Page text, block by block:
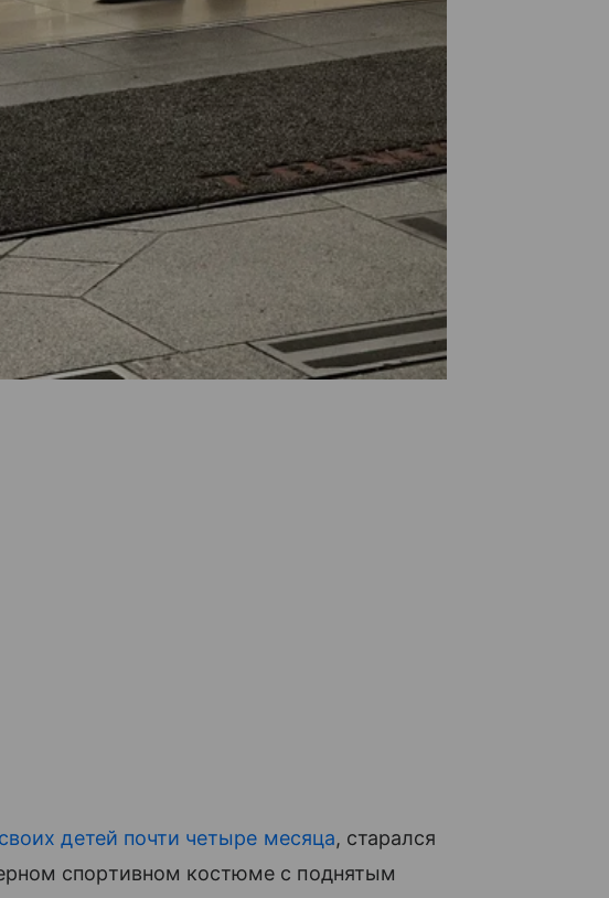
детей почти четыре месяца, старался
спортивном костюме с поднятым